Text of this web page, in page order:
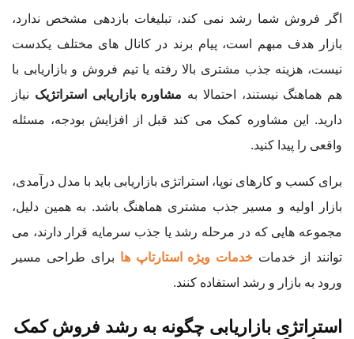
اگر فروش شما رشد نمی کند، تبلیغات بازدهی مشخص ندارد،
بازار هدف مبهم است، پیام برند در کانال های مختلف یکدست
نیست، هزینه جذب مشتری بالا رفته یا تیم فروش و بازاریابی با
هم هماهنگ نیستند، احتمالا به مشاوره بازاریابی استراتژیک نیاز
دارید. این مشاوره کمک می کند قبل از افزایش بودجه، مسئله
واقعی را پیدا کنید.
برای کسب و کارهای نوپا، استراتژی بازاریابی باید با مدل درآمدی،
بازار اولیه و مسیر جذب مشتری هماهنگ باشد. به همین دلیل،
مجموعه هایی که در مرحله رشد یا جذب سرمایه قرار دارند، می
توانند از خدمات خدمات ویژه استارتاپ ها برای طراحی مسیر
ورود به بازار و رشد استفاده کنند.
استراتژی بازاریابی چگونه به رشد فروش کمک